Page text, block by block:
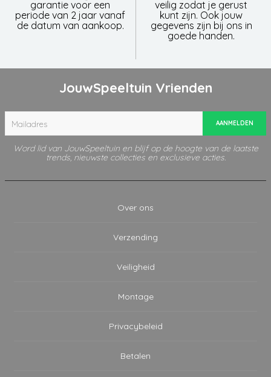
garantie voor een
periode van 2 jaar vanaf
de datum van aankoop.
veilig zodat je gerust
kunt zijn. Ook jouw
gegevens zijn bij ons in
goede handen.
JouwSpeeltuin Vrienden
AANMELDEN
Word lid van JouwSpeeltuin en blijf op de hoogte van de laatste
trends, nieuwste collecties en exclusieve acties.
Over ons
Verzending
Veiligheid
Montage
Privacybeleid
Betalen